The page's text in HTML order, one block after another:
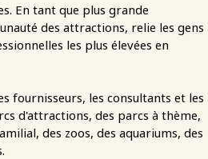
En tant que plus grande
des attractions, relie les gens
les plus élevées en
fournisseurs, les consultants et les
d'attractions, des parcs à thème,
des zoos, des aquariums, des